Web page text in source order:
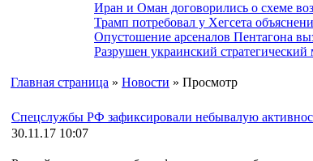
Иран и Оман договорились о схеме
Трамп потребовал у Хегсета
Опустошение арсеналов Пентагона
Разрушен украинский стратегический
Главная страница » Новости » Просмотр
Спецслужбы РФ зафиксировали небывалую
30.11.17 10:07